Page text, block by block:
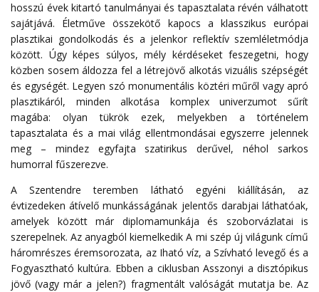
hosszú évek kitartó tanulmányai és tapasztalata révén válhatott
sajátjává. Életműve összekötő kapocs a klasszikus európai
plasztikai gondolkodás és a jelenkor reflektív szemléletmódja
között. Úgy képes súlyos, mély kérdéseket feszegetni, hogy
közben sosem áldozza fel a létrejövő alkotás vizuális szépségét
és egységét. Legyen szó monumentális köztéri műről vagy apró
plasztikáról, minden alkotása komplex univerzumot sűrít
magába: olyan tükrök ezek, melyekben a történelem
tapasztalata és a mai világ ellentmondásai egyszerre jelennek
meg – mindez egyfajta szatirikus derűvel, néhol sarkos
humorral fűszerezve.
A Szentendre teremben látható egyéni kiállításán, az
évtizedeken átívelő munkásságának jelentős darabjai láthatóak,
amelyek között már diplomamunkája és szoborvázlatai is
szerepelnek. Az anyagból kiemelkedik A mi szép új világunk című
háromrészes éremsorozata, az Iható víz, a Szívható levegő és a
Fogyasztható kultúra. Ebben a ciklusban Asszonyi a disztópikus
jövő (vagy már a jelen?) fragmentált valóságát mutatja be. Az